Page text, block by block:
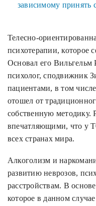
зависимому принять
Телесно-
психотерапии, которое
Основал его
психолог, сподвижник
пациентами, в том
отошел от
собственную методику.
впечатляющими, что у
всех странах мира.
Алкоголизм и
развитию неврозов,
расстройствам. В
которое в данном